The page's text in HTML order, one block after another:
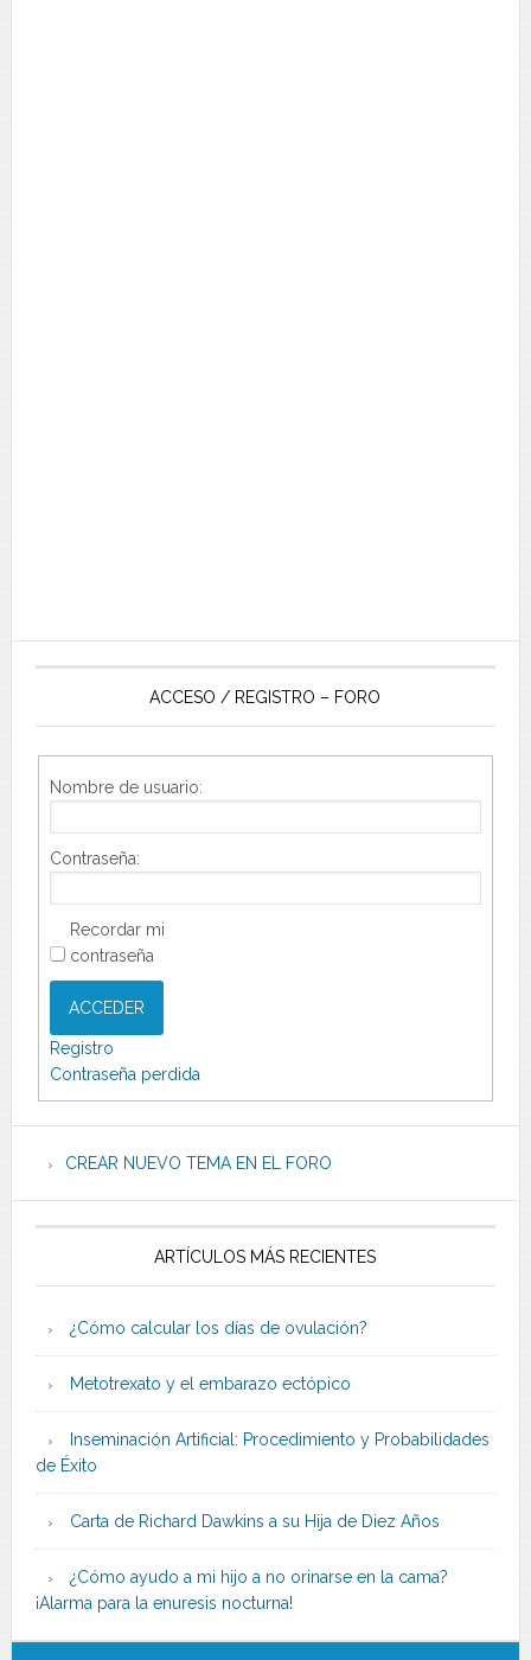
ACCESO / REGISTRO – FORO
Nombre de usuario:
Contraseña:
Recordar mi
contraseña
ACCEDER
Registro
Contraseña perdida
CREAR NUEVO TEMA EN EL FORO
ARTÍCULOS MÁS RECIENTES
¿Cómo calcular los días de ovulación?
Metotrexato y el embarazo ectópico
Inseminación Artificial: Procedimiento y Probabilidades
de Éxito
Carta de Richard Dawkins a su Hija de Diez Años
¿Cómo ayudo a mi hijo a no orinarse en la cama?
¡Alarma para la enuresis nocturna!